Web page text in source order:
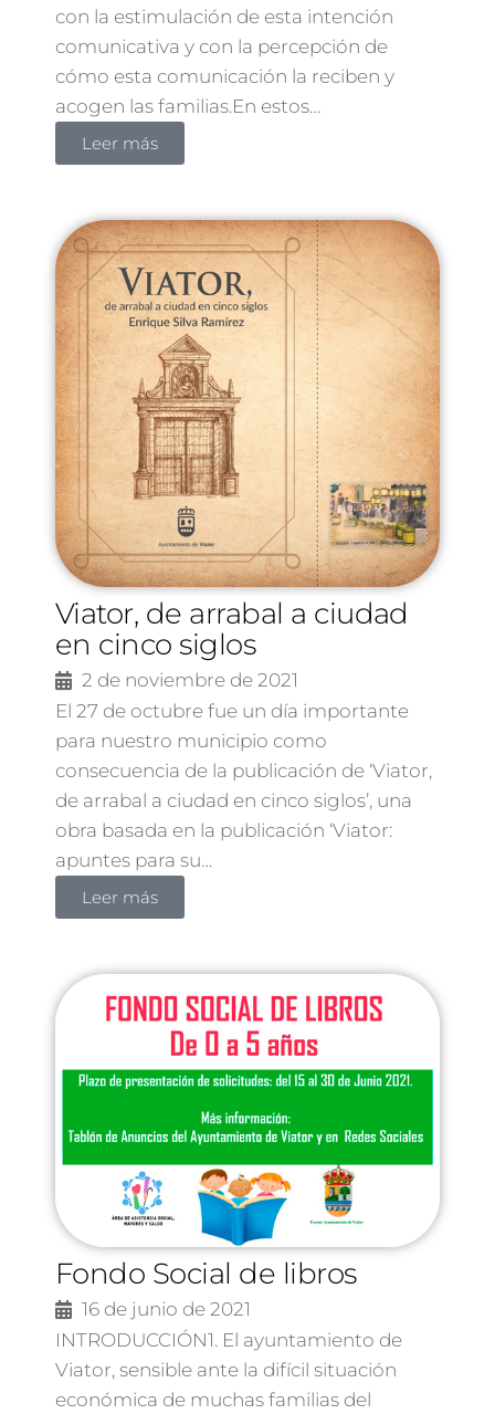
con la estimulación de esta intención
comunicativa y con la percepción de
cómo esta comunicación la reciben y
acogen las familias.En estos…
Leer más
Viator, de arrabal a ciudad
en cinco siglos
2 de noviembre de 2021
El 27 de octubre fue un día importante
para nuestro municipio como
consecuencia de la publicación de ‘Viator,
de arrabal a ciudad en cinco siglos’, una
obra basada en la publicación ‘Viator:
apuntes para su…
Leer más
Fondo Social de libros
16 de junio de 2021
INTRODUCCIÓN1. El ayuntamiento de
Viator, sensible ante la difícil situación
económica de muchas familias del